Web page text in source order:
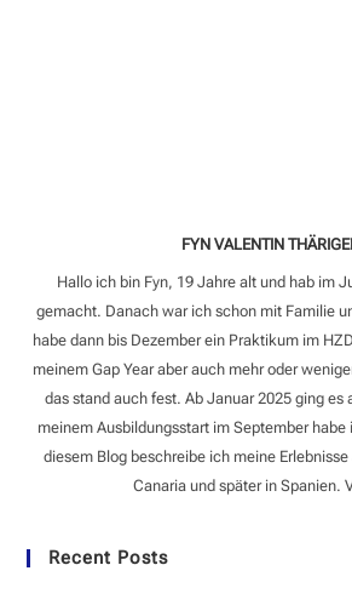
FYN VALENTIN
Hallo ich bin Fyn, 19 Jahre alt und hab im
gemacht. Danach war ich schon mit Familie
habe dann bis Dezember ein Praktikum im
meinem Gap Year aber auch mehr oder
das stand auch fest. Ab Januar 2025 ging es
meinem Ausbildungsstart im September
diesem Blog beschreibe ich meine
Canaria und später in Spanien.
Recent Posts